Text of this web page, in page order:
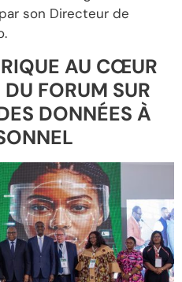
son Directeur de
AU CŒUR
FORUM SUR
DONNÉES À